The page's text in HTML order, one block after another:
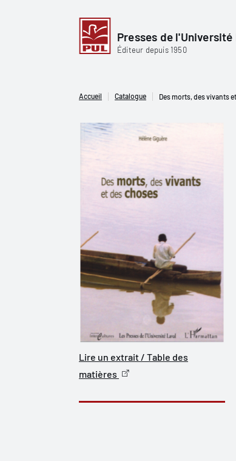
Presses de l'Université
Éditeur depuis 1950
Accueil Catalogue Des morts, des vivants
Lire un extrait / Table des
matières